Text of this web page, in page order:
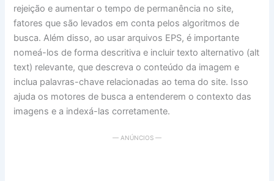
rejeição e aumentar o tempo de permanência no site,
fatores que são levados em conta pelos algoritmos de
busca. Além disso, ao usar arquivos EPS, é importante
nomeá-los de forma descritiva e incluir texto alternativo (alt
text) relevante, que descreva o conteúdo da imagem e
inclua palavras-chave relacionadas ao tema do site. Isso
ajuda os motores de busca a entenderem o contexto das
imagens e a indexá-las corretamente.
— ANÚNCIOS —